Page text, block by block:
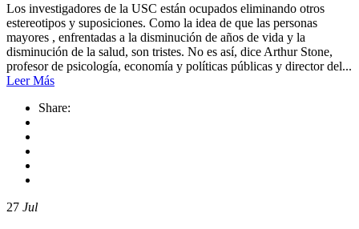
Los investigadores de la USC están ocupados eliminando otros
estereotipos y suposiciones. Como la idea de que las personas
mayores , enfrentadas a la disminución de años de vida y la
disminución de la salud, son tristes. No es así, dice Arthur Stone,
profesor de psicología, economía y políticas públicas y director del...
Leer Más
Share:
27 Jul